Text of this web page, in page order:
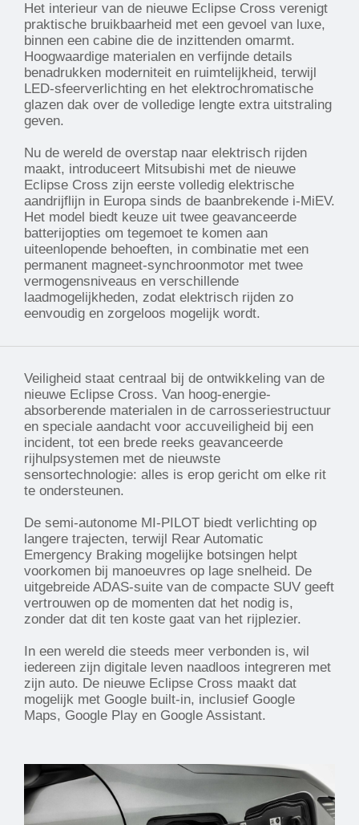
Het interieur van de nieuwe Eclipse Cross verenigt
praktische bruikbaarheid met een gevoel van luxe,
binnen een cabine die de inzittenden omarmt.
Hoogwaardige materialen en verfijnde details
benadrukken moderniteit en ruimtelijkheid, terwijl
LED-sfeerverlichting en het elektrochromatische
glazen dak over de volledige lengte extra uitstraling
geven.
Nu de wereld de overstap naar elektrisch rijden
maakt, introduceert Mitsubishi met de nieuwe
Eclipse Cross zijn eerste volledig elektrische
aandrijflijn in Europa sinds de baanbrekende i-MiEV.
Het model biedt keuze uit twee geavanceerde
batterijopties om tegemoet te komen aan
uiteenlopende behoeften, in combinatie met een
permanent magneet-synchroonmotor met twee
vermogensniveaus en verschillende
laadmogelijkheden, zodat elektrisch rijden zo
eenvoudig en zorgeloos mogelijk wordt.
Veiligheid staat centraal bij de ontwikkeling van de
nieuwe Eclipse Cross. Van hoog-energie-
absorberende materialen in de carrosseriestructuur
en speciale aandacht voor accuveiligheid bij een
incident, tot een brede reeks geavanceerde
rijhulpsystemen met de nieuwste
sensortechnologie: alles is erop gericht om elke rit
te ondersteunen.
De semi-autonome MI-PILOT biedt verlichting op
langere trajecten, terwijl Rear Automatic
Emergency Braking mogelijke botsingen helpt
voorkomen bij manoeuvres op lage snelheid. De
uitgebreide ADAS-suite van de compacte SUV geeft
vertrouwen op de momenten dat het nodig is,
zonder dat dit ten koste gaat van het rijplezier.
In een wereld die steeds meer verbonden is, wil
iedereen zijn digitale leven naadloos integreren met
zijn auto. De nieuwe Eclipse Cross maakt dat
mogelijk met Google built-in, inclusief Google
Maps, Google Play en Google Assistant.